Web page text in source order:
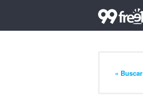
«